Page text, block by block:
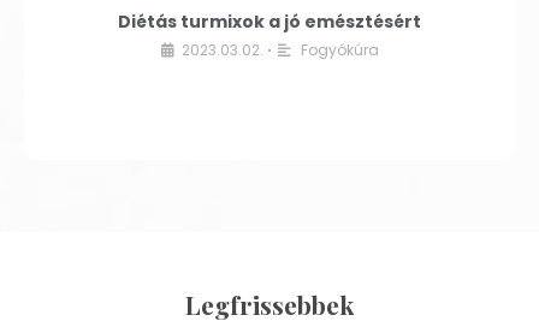
Diétás turmixok a jó emésztésért
2023.03.02. • Fogyókúra
Legfrissebbek